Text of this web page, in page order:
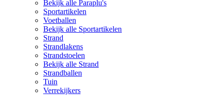
Bekijk alle Paraplu's
Sportartikelen
Voetballen
Bekijk alle Sportartikelen
Strand
Strandlakens
Strandstoelen
Bekijk alle Strand
Strandballen
Tuin
Verrekijkers